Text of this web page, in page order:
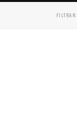
FILTRAR: